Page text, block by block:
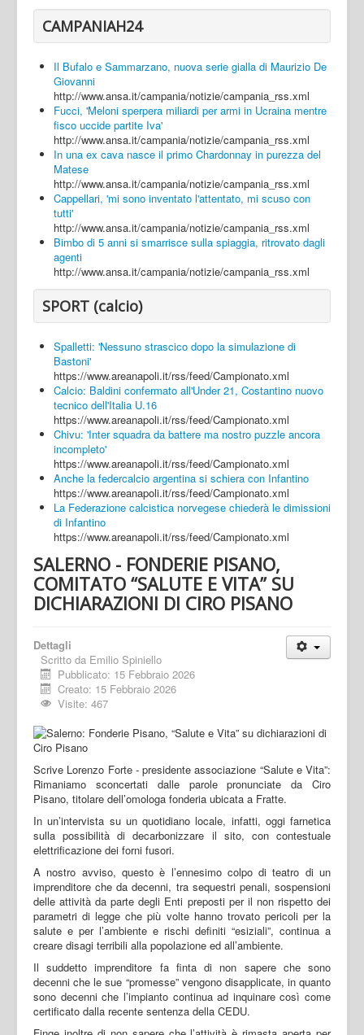
CAMPANIAH24
Il Bufalo e Sammarzano, nuova serie gialla di Maurizio De
Giovanni
http://www.ansa.it/campania/notizie/campania_rss.xml
Fucci, 'Meloni sperpera miliardi per armi in Ucraina mentre
fisco uccide partite Iva'
http://www.ansa.it/campania/notizie/campania_rss.xml
In una ex cava nasce il primo Chardonnay in purezza del
Matese
http://www.ansa.it/campania/notizie/campania_rss.xml
Cappellari, 'mi sono inventato l'attentato, mi scuso con
tutti'
http://www.ansa.it/campania/notizie/campania_rss.xml
Bimbo di 5 anni si smarrisce sulla spiaggia, ritrovato dagli
agenti
http://www.ansa.it/campania/notizie/campania_rss.xml
SPORT (calcio)
Spalletti: 'Nessuno strascico dopo la simulazione di
Bastoni'
https://www.areanapoli.it/rss/feed/Campionato.xml
Calcio: Baldini confermato all'Under 21, Costantino nuovo
tecnico dell'Italia U.16
https://www.areanapoli.it/rss/feed/Campionato.xml
Chivu: 'Inter squadra da battere ma nostro puzzle ancora
incompleto'
https://www.areanapoli.it/rss/feed/Campionato.xml
Anche la federcalcio argentina si schiera con Infantino
https://www.areanapoli.it/rss/feed/Campionato.xml
La Federazione calcistica norvegese chiederà le dimissioni
di Infantino
https://www.areanapoli.it/rss/feed/Campionato.xml
SALERNO - FONDERIE PISANO,
COMITATO “SALUTE E VITA” SU
DICHIARAZIONI DI CIRO PISANO
Dettagli
Scritto da Emilio Spiniello
Pubblicato: 15 Febbraio 2026
Creato: 15 Febbraio 2026
Visite: 467
Scrive Lorenzo Forte - presidente associazione “Salute e Vita”:
Rimaniamo sconcertati dalle parole pronunciate da Ciro
Pisano, titolare dell’omologa fonderia ubicata a Fratte.
In un’intervista su un quotidiano locale, infatti, oggi farnetica
sulla possibilità di decarbonizzare il sito, con contestuale
elettrificazione dei forni fusori.
A nostro avviso, questo è l’ennesimo colpo di teatro di un
imprenditore che da decenni, tra sequestri penali, sospensioni
delle attività da parte degli Enti preposti per il non rispetto dei
parametri di legge che più volte hanno trovato pericoli per la
salute e per l’ambiente e rischi definiti “esiziali”, continua a
creare disagi terribili alla popolazione ed all’ambiente.
Il suddetto imprenditore fa finta di non sapere che sono
decenni che le sue “promesse” vengono disapplicate, in quanto
sono decenni che l’impianto continua ad inquinare così come
certificato dalla recente sentenza della CEDU.